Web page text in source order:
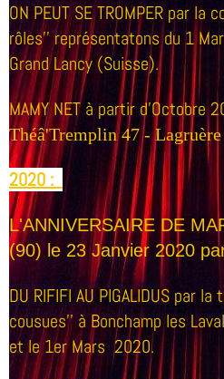
ON PEUT SE TROMPER par la
rôles'' représentatons du 1
Grand Lancy (Suisse).
MAMY NET à partir d'Octobre
Théâ'Tremplin47 - Lagruère
2020 :
L'ANNIVERSAIRE DE
(90) le 23 Janvier 2020
DU RIFIFI AU PIGALIDUS par
cousues'' à Bonchamp les
et le 1er Mars 2020.